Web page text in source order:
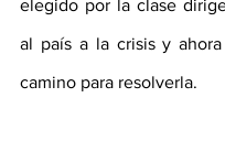
elegido por la clase
al país a la crisis y
camino para resolverla.